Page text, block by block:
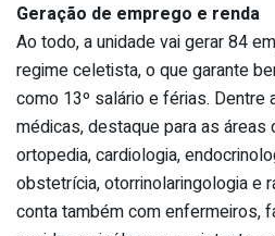
Geração de emprego e renda
Ao todo, a unidade vai gerar 84
regime celetista, o que garante
como 13º salário e férias.
médicas, destaque para as áreas
ortopedia, cardiologia,
obstetrícia, otorrinolaringologia e
conta também com enfermeiros,